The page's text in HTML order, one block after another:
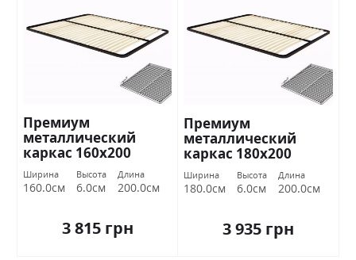
Премиум
металлический
каркас 160х200
Миромарк
Ширина
160.0см
Высота
6.0см
Длина
200.0см
3 815 грн
Премиум
металлический
каркас 180х200
Миромарк
Ширина
180.0см
Высота
6.0см
Длина
200.0см
3 935 грн